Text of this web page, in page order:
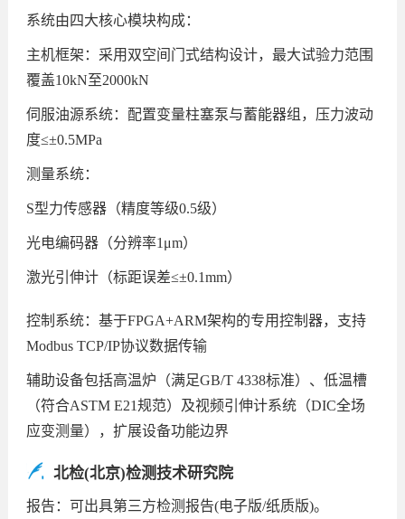
系统由四大核心模块构成：
主机框架：采用双空间门式结构设计，最大试验力范围
覆盖10kN至2000kN
伺服油源系统：配置变量柱塞泵与蓄能器组，压力波动
度≤±0.5MPa
测量系统：
S型力传感器（精度等级0.5级）
光电编码器（分辨率1μm）
激光引伸计（标距误差≤±0.1mm）
控制系统：基于FPGA+ARM架构的专用控制器，支持
Modbus TCP/IP协议数据传输
辅助设备包括高温炉（满足GB/T 4338标准）、低温槽
（符合ASTM E21规范）及视频引伸计系统（DIC全场
应变测量），扩展设备功能边界
北检(北京)检测技术研究院
报告：可出具第三方检测报告(电子版/纸质版)。